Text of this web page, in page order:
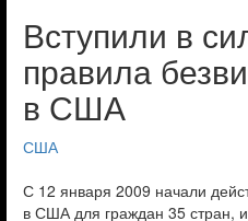
Вступили в
правила
в США
США
С 12 января 2009 начали
в США для граждан 35 стран,